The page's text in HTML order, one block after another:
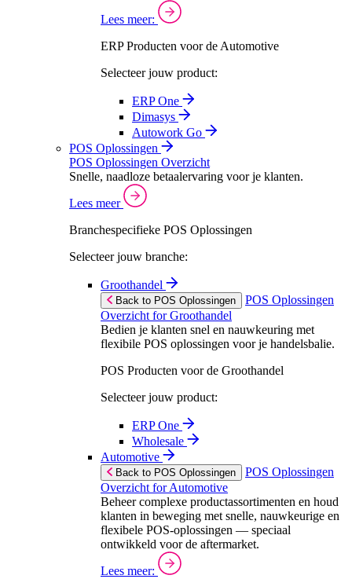
Lees meer:
ERP Producten voor de Automotive
Selecteer jouw product:
ERP One
Dimasys
Autowork Go
POS Oplossingen
POS Oplossingen Overzicht
Snelle, naadloze betaalervaring voor je klanten.
Lees meer
Branchespecifieke POS Oplossingen
Selecteer jouw branche:
Groothandel
Back to POS Oplossingen
POS Oplossingen
Overzicht for Groothandel
Bedien je klanten snel en nauwkeuring met
flexibile POS oplossingen voor je handelsbalie.
POS Producten voor de Groothandel
Selecteer jouw product:
ERP One
Wholesale
Automotive
Back to POS Oplossingen
POS Oplossingen
Overzicht for Automotive
Beheer complexe productassortimenten en houd
klanten in beweging met snelle, nauwkeurige en
flexibele POS-oplossingen — speciaal
ontwikkeld voor de aftermarket.
Lees meer: